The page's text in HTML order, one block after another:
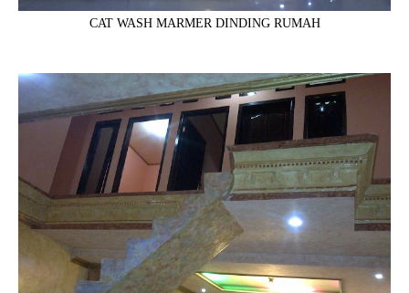
CAT WASH MARMER DINDING RUMAH